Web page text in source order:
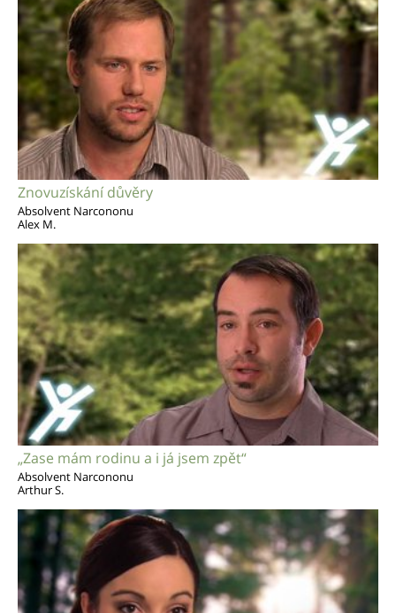
Znovuzískání důvěry
Absolvent Narcononu
Alex M.
„Zase mám rodinu a i já jsem zpět“
Absolvent Narcononu
Arthur S.